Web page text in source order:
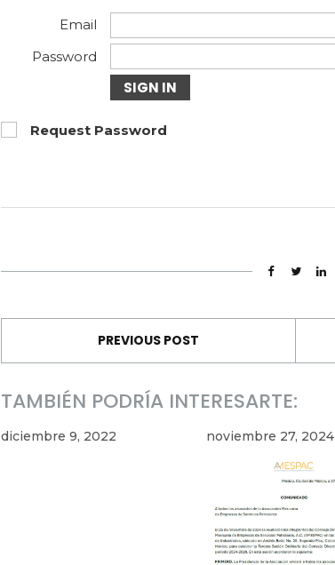
Email
Password
SIGN IN
Request Password
PREVIOUS POST
TAMBIÉN PODRÍA INTERESARTE:
diciembre 9, 2022 noviembre 27, 2024